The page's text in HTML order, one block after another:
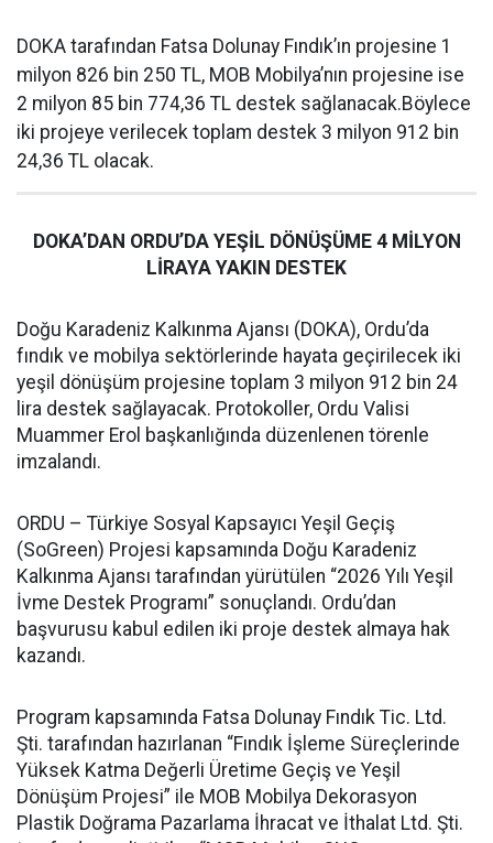
DOKA tarafından Fatsa Dolunay Fındık’ın projesine 1
milyon 826 bin 250 TL, MOB Mobilya’nın projesine ise
2 milyon 85 bin 774,36 TL destek sağlanacak.Böylece
iki projeye verilecek toplam destek 3 milyon 912 bin
24,36 TL olacak.
DOKA’DAN ORDU’DA YEŞİL DÖNÜŞÜME 4 MİLYON
LİRAYA YAKIN DESTEK
Doğu Karadeniz Kalkınma Ajansı (DOKA), Ordu’da
fındık ve mobilya sektörlerinde hayata geçirilecek iki
yeşil dönüşüm projesine toplam 3 milyon 912 bin 24
lira destek sağlayacak. Protokoller, Ordu Valisi
Muammer Erol başkanlığında düzenlenen törenle
imzalandı.
ORDU – Türkiye Sosyal Kapsayıcı Yeşil Geçiş
(SoGreen) Projesi kapsamında Doğu Karadeniz
Kalkınma Ajansı tarafından yürütülen “2026 Yılı Yeşil
İvme Destek Programı” sonuçlandı. Ordu’dan
başvurusu kabul edilen iki proje destek almaya hak
kazandı.
Program kapsamında Fatsa Dolunay Fındık Tic. Ltd.
Şti. tarafından hazırlanan “Fındık İşleme Süreçlerinde
Yüksek Katma Değerli Üretime Geçiş ve Yeşil
Dönüşüm Projesi” ile MOB Mobilya Dekorasyon
Plastik Doğrama Pazarlama İhracat ve İthalat Ltd. Şti.